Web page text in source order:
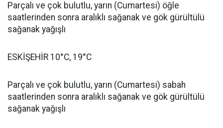
Parçalı ve çok bulutlu, yarın (Cumartesi) öğle
saatlerinden sonra aralıklı sağanak ve gök gürültülü
sağanak yağışlı
ESKİŞEHİR 10°C, 19°C
Parçalı ve çok bulutlu, yarın (Cumartesi) sabah
saatlerinden sonra aralıklı sağanak ve gök gürültülü
sağanak yağışlı